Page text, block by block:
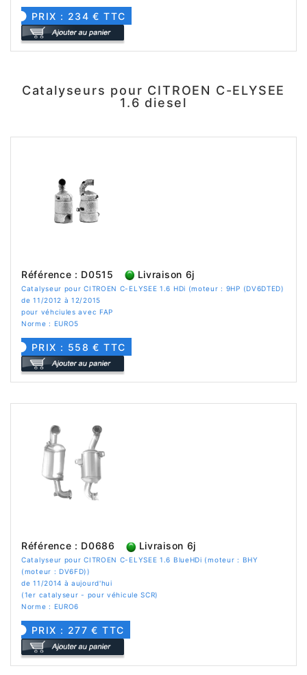
PRIX : 234 € TTC
Catalyseurs pour CITROEN C-ELYSEE
1.6 diesel
Référence : D0515 Livraison 6j
Catalyseur pour CITROEN C-ELYSEE 1.6 HDi (moteur : 9HP (DV6DTED)
de 11/2012 à 12/2015
pour véhciules avec FAP
Norme : EURO5
PRIX : 558 € TTC
Référence : D0686 Livraison 6j
Catalyseur pour CITROEN C-ELYSEE 1.6 BlueHDi (moteur : BHY
(moteur : DV6FD))
de 11/2014 à aujourd'hui
(1er catalyseur - pour véhicule SCR)
Norme : EURO6
PRIX : 277 € TTC